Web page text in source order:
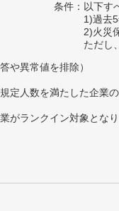
条件：以下す
1)過去
2)火災
ただし
や異常値を排除）
人数を満たした企業
がランクイン対象とな